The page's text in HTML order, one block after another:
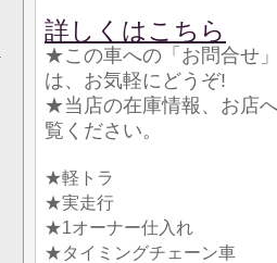
詳しくはこちら
★この車への「お問合せ
は、お気軽にどうぞ!
★当店の在庫情報、お店
覧ください。
★軽トラ
★実走行
★1オーナー仕入れ
★タイミングチェーン車